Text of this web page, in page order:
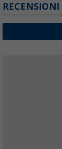
RECENSIONI